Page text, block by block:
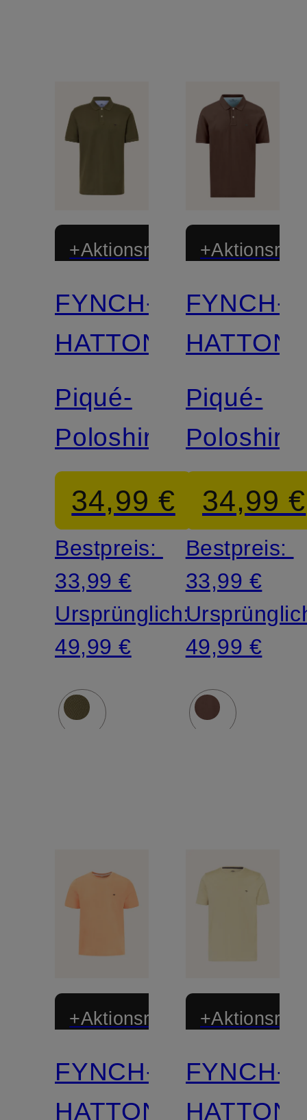
+Aktionsrabatt
FYNCH-
HATTON
Piqué-
Poloshirt
34,99 €
Bestpreis:
33,99 €
Ursprünglich:
49,99 €
FYNCH-
HATTON
Piqué-
Poloshirt
34,99 €
Bestpreis:
33,99 €
49,99 €
+Aktionsrabatt
FYNCH-
HATTON
FYNCH-
HATTON